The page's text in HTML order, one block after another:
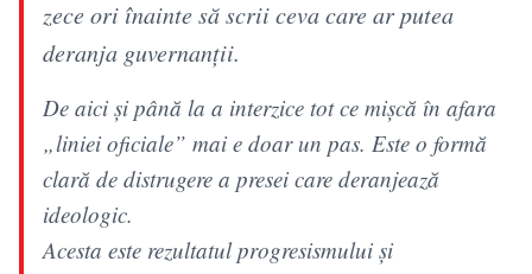
zece ori înainte să scrii ceva care ar putea
deranja guvernanții.
De aici și până la a interzice tot ce mișcă în afara
„liniei oficiale” mai e doar un pas. Este o formă
clară de distrugere a presei care deranjează
ideologic.
Acesta este rezultatul progresismului și